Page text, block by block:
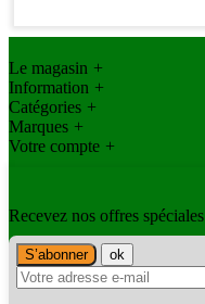
Le magasin +
Information +
Catégories +
Marques +
Votre compte +
Recevez nos offres spéciales